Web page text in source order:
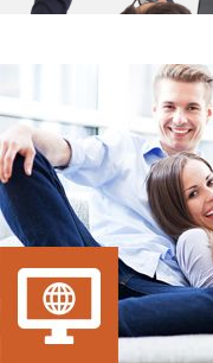
Kapcsolat
Lefedettség
HotZones vásárlás
On-line fizetés